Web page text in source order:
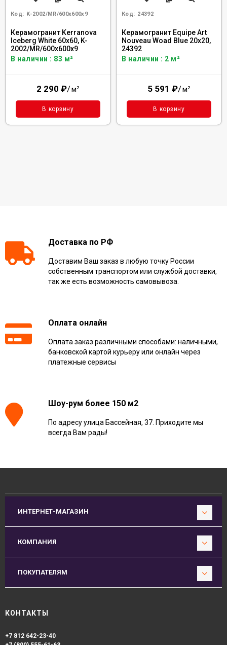
Код: K-2002/MR/600x600x9
Керамогранит Kerranova
Iceberg White 60x60, K-
2002/MR/600x600x9
В наличии : 83 м²
2 290 ₽/м²
В корзину
Код: 24392
Керамогранит Equipe Art
Nouveau Woad Blue 20x20,
24392
В наличии : 2 м²
5 591 ₽/м²
В корзину
Доставка по РФ
Доставим Ваш заказ в любую точку России
собственным транспортом или службой доставки,
так же есть возможность самовывоза.
Оплата онлайн
Оплата заказ различными способами: наличными,
банковской картой курьеру или онлайн через
платежные сервисы
Шоу-рум более 150 м2
По адресу улица Бассейная, 37. Приходите мы
всегда Вам рады!
ИНТЕРНЕТ-МАГАЗИН
КОМПАНИЯ
ПОКУПАТЕЛЯМ
КОНТАКТЫ
+7 812 642-23-40